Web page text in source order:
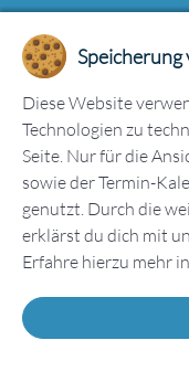
Kölner Rheinpegel
Diese Website
Technologien zu
Seite. Nur für die
sowie der Termin-
genutzt. Durch die
erklärst du dich mit
Erfahre hierzu mehr